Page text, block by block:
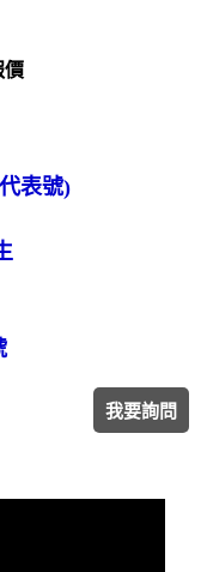
、製品結構工程
價
表號)
我要詢問